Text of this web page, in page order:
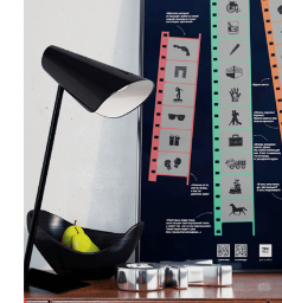
Айдентика для
Рисованная